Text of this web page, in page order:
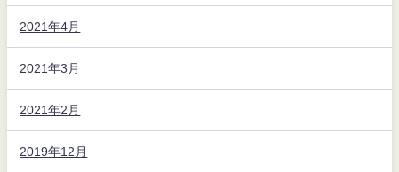
2021年4月
2021年3月
2021年2月
2019年12月